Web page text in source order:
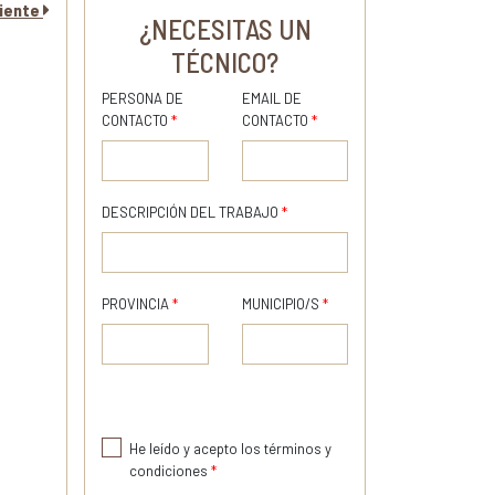
¿NECESITAS UN
TÉCNICO?
PERSONA DE
CONTACTO *
EMAIL DE
CONTACTO *
DESCRIPCIÓN DEL TRABAJO *
PROVINCIA * MUNICIPIO/S *
He leído y acepto los términos y
condiciones *